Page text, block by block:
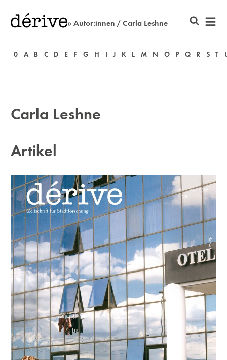
» Autor:innen / Carla Leshne
0 A B C D E F G H I J K L M N O P Q R S T
Carla Leshne
Artikel